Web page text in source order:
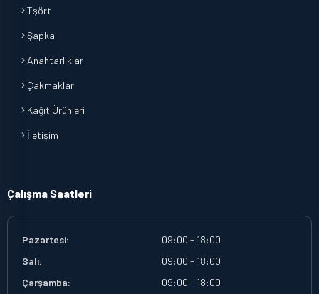
Tşört
Şapka
Anahtarlıklar
Çakmaklar
Kağıt Ürünleri
İletişim
Çalışma Saatleri
Pazartesi:
09:00 - 18:00
Salı:
09:00 - 18:00
Çarşamba:
09:00 - 18:00